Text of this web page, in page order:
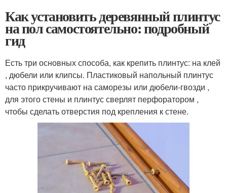
Как установить деревянный плинтус
на пол самостоятельно: подробный
гид
Есть три основных способа, как крепить плинтус: на клей
, дюбели или клипсы. Пластиковый напольный плинтус
часто прикручивают на саморезы или дюбели-гвозди ,
для этого стены и плинтус сверлят перфоратором ,
чтобы сделать отверстия под крепления к стене.